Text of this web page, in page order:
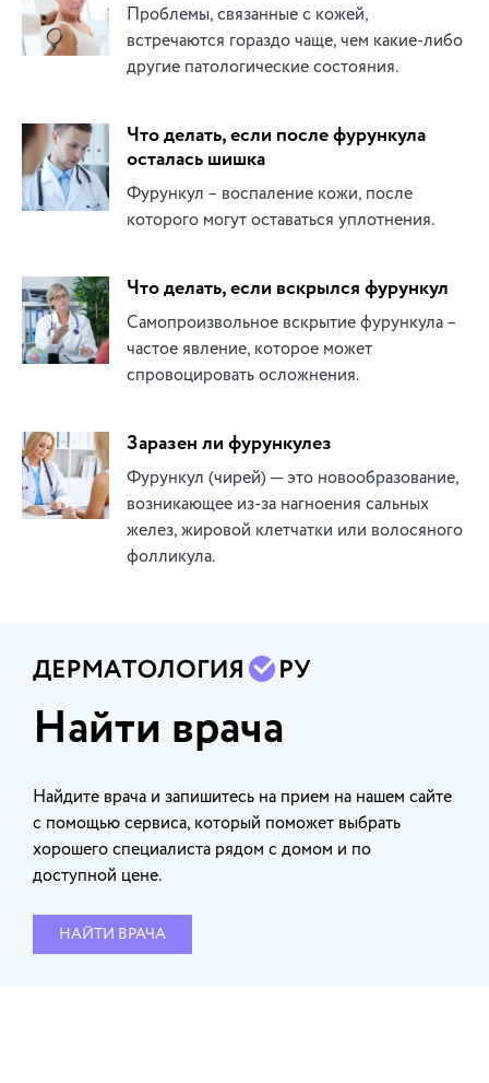
Проблемы, связанные с кожей,
встречаются гораздо чаще, чем какие-либо
другие патологические состояния.
Что делать, если после фурункула
осталась шишка
Фурункул – воспаление кожи, после
которого могут оставаться уплотнения.
Что делать, если вскрылся фурункул
Самопроизвольное вскрытие фурункула –
частое явление, которое может
спровоцировать осложнения.
Заразен ли фурункулез
Фурункул (чирей) ─ это новообразование,
возникающее из-за нагноения сальных
желез, жировой клетчатки или волосяного
фолликула.
Найти врача
Найдите врача и запишитесь на прием на нашем сайте
с помощью сервиса, который поможет выбрать
хорошего специалиста рядом с домом и по
доступной цене.
НАЙТИ ВРАЧА